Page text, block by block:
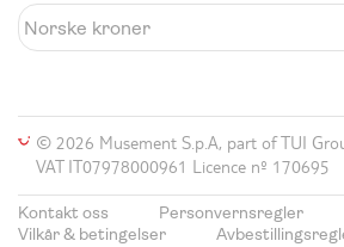
© 2026 Musement S.p.A, part of TUI
VAT IT07978000961 Licence nº 170695
Kontakt oss Personvernsregler
Vilkår & betingelser